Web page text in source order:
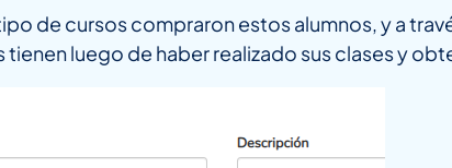
de cursos compraron estos alumnos, y a
luego de haber realizado sus clases y